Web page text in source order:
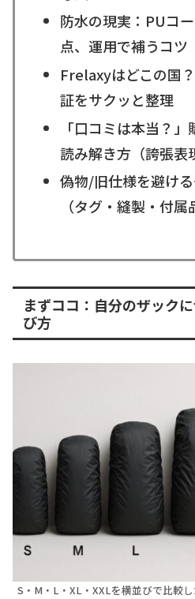
防水の現実：PUコ
点、運用で補うコツ
Frelaxyはどこの国
証をサクッと整理
「口コミは本当？
読み解き方（誇張表
偽物/旧仕様を避け
（タグ・縫製・付属
まずココ：自分のザック
び方
S・M・L・XL・XXLを横並びで比較